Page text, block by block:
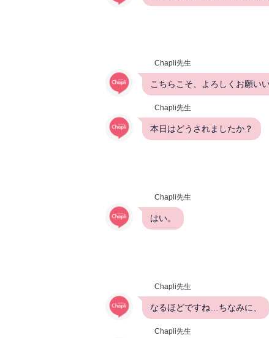
Chapli先生
こちらこそ、よろしくお願い
Chapli先生
本日はどうされましたか？
Chapli先生
はい。
Chapli先生
なるほどですね…ちなみに、
Chapli先生